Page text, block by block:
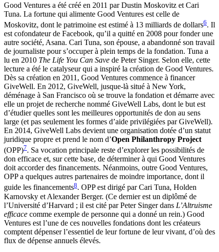
Good Ventures a été créé en 2011 par Dustin Moskovitz et Cari
Tuna. La fortune qui alimente Good Ventures est celle de
Moskovitz, dont le patrimoine est estimé à 13 milliards de dollars6. Il
est cofondateur de Facebook, qu’il a quitté en 2008 pour fonder une
autre société, Asana. Cari Tuna, son épouse, a abandonné son travail
de journaliste pour s’occuper à plein temps de la fondation. Tuna a
lu en 2010 The Life You Can Save de Peter Singer. Selon elle, cette
lecture a été le catalyseur qui a inspiré la création de Good Ventures.
Dès sa création en 2011, Good Ventures commence à financer
GiveWell. En 2012, GiveWell, jusque-là situé à New York,
déménage à San Francisco où se trouve la fondation et démarre avec
elle un projet de recherche nommé GiveWell Labs, dont le but est
d’étudier quelles sont les meilleures opportunités de don au sens
large (et pas seulement les formes d’aide privilégiées par GiveWell).
En 2014, GiveWell Labs devient une organisation dotée d’un statut
juridique propre et prend le nom d’Open Philanthropy Project
(OPP)7. Sa vocation principale reste d’explorer les possibilités de
don efficace et, sur cette base, de déterminer à qui Good Ventures
doit accorder des financements. Néanmoins, outre Good Ventures,
OPP a quelques autres partenaires de moindre importance, dont il
guide les financements8. OPP est dirigé par Cari Tuna, Holden
Karnovsky et Alexander Berger. (Ce dernier est un diplômé de
l’Université d’Harvard ; il est cité par Peter Singer dans L’Altruisme
efficace comme exemple de personne qui a donné un rein.) Good
Ventures est l’une de ces nouvelles fondations dont les créateurs
comptent dépenser l’essentiel de leur fortune de leur vivant, d’où des
flux de dépense annuels élevés.